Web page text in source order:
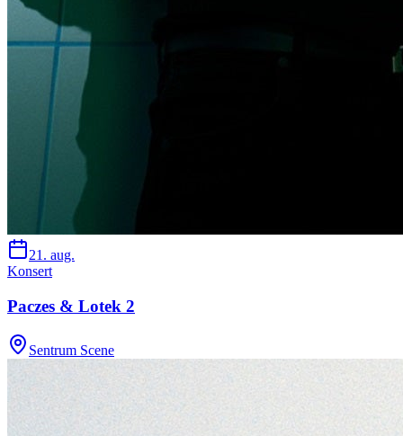
21. aug.
Konsert
Paczes & Lotek 2
Sentrum Scene